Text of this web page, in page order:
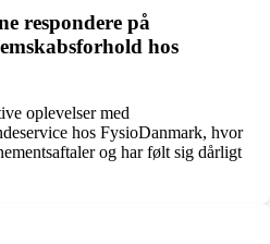
respondere på
hos
oplevelser med
hos FysioDanmark, hvor
og har følt sig dårligt